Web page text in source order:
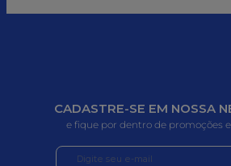
CADASTRE-SE EM NOSSA
e fique por dentro de promoções